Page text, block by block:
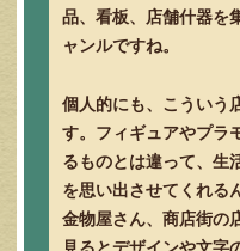
品、看板、店舗什器を
ャンルですね。
個人的にも、こういう
す。フィギュアやプラ
るものとは違って、生
を思い出させてくれる
金物屋さん、商店街の